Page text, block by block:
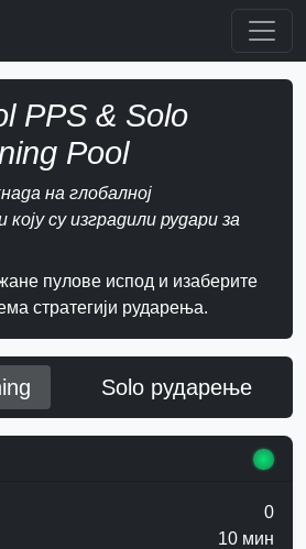
PPS & Solo
Pool
на глобалној
су изградили рудари за
пулове испод и изаберите
стратегији рударења.
Solo рударење
0
10 мин